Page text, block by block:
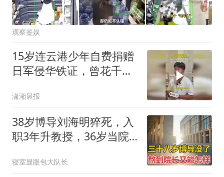
观察鉴娱
15岁连云港少年自费捐赠
日军侵华铁证，曾花千元
月一两百”
潇湘晨报
38岁博导刘海明猝死，入
职3年升教授，36岁当院
寝室显眼包大队长